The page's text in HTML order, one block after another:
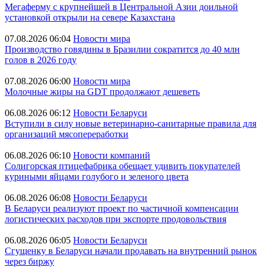
Мегаферму с крупнейшей в Центральной Азии доильной
установкой открыли на севере Казахстана
07.08.2026 06:04 Новости мира
Производство говядины в Бразилии сократится до 40 млн
голов в 2026 году
07.08.2026 06:00 Новости мира
Молочные жиры на GDT продолжают дешеветь
06.08.2026 06:12 Новости Беларуси
Вступили в силу новые ветеринарно-санитарные правила для
организаций мясопереработки
06.08.2026 06:10 Новости компаний
Солигорская птицефабрика обещает удивить покупателей
куриными яйцами голубого и зеленого цвета
06.08.2026 06:08 Новости Беларуси
В Беларуси реализуют проект по частичной компенсации
логистических расходов при экспорте продовольствия
06.08.2026 06:05 Новости Беларуси
Сгущенку в Беларуси начали продавать на внутренний рынок
через биржу